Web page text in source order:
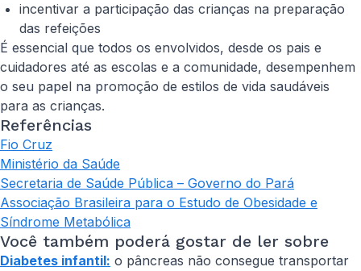
incentivar a participação das crianças na preparação
das refeições
É essencial que todos os envolvidos, desde os pais e
cuidadores até as escolas e a comunidade, desempenhem
o seu papel na promoção de estilos de vida saudáveis
para as crianças.
Referências
Fio Cruz
Ministério da Saúde
Secretaria de Saúde Pública – Governo do Pará
Associação Brasileira para o Estudo de Obesidade e
Síndrome Metabólica
Você também poderá gostar de ler sobre
Diabetes infantil: o pâncreas não consegue transportar